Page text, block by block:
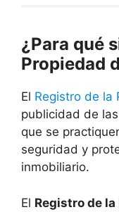
¿Para qué
Propiedad
El Registro de la
publicidad de
que se
seguridad y
inmobiliario.
El Registro de